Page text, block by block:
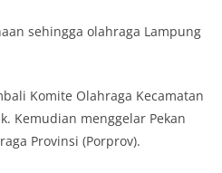
sehingga olahraga Lampung
Komite Olahraga Kecamatan
Kemudian menggelar Pekan
Provinsi (Porprov).